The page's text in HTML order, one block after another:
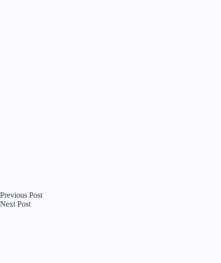
Previous Post
Next Post